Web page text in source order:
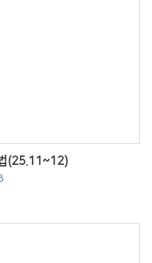
(25.11~12)